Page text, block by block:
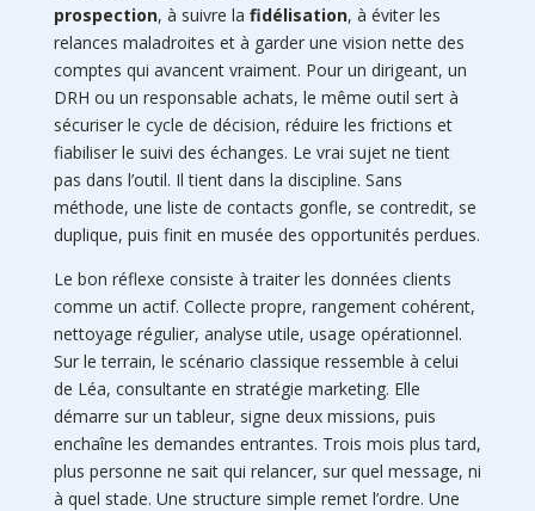
prospection, à suivre la fidélisation, à éviter les
relances maladroites et à garder une vision nette des
comptes qui avancent vraiment. Pour un dirigeant, un
DRH ou un responsable achats, le même outil sert à
sécuriser le cycle de décision, réduire les frictions et
fiabiliser le suivi des échanges. Le vrai sujet ne tient
pas dans l’outil. Il tient dans la discipline. Sans
méthode, une liste de contacts gonfle, se contredit, se
duplique, puis finit en musée des opportunités perdues.
Le bon réflexe consiste à traiter les données clients
comme un actif. Collecte propre, rangement cohérent,
nettoyage régulier, analyse utile, usage opérationnel.
Sur le terrain, le scénario classique ressemble à celui
de Léa, consultante en stratégie marketing. Elle
démarre sur un tableur, signe deux missions, puis
enchaîne les demandes entrantes. Trois mois plus tard,
plus personne ne sait qui relancer, sur quel message, ni
à quel stade. Une structure simple remet l’ordre. Une